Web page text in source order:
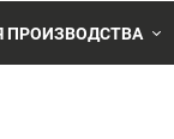
ПРОИЗВОДСТВА